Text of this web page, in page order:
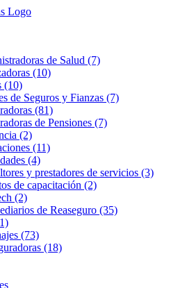
de Salud (7)
(10)
(10)
de Seguros y Fianzas (7)
(81)
de Pensiones (7)
(2)
(11)
(4)
y prestadores de servicios (3)
de capacitación (2)
(2)
de Reaseguro (35)
(73)
(18)